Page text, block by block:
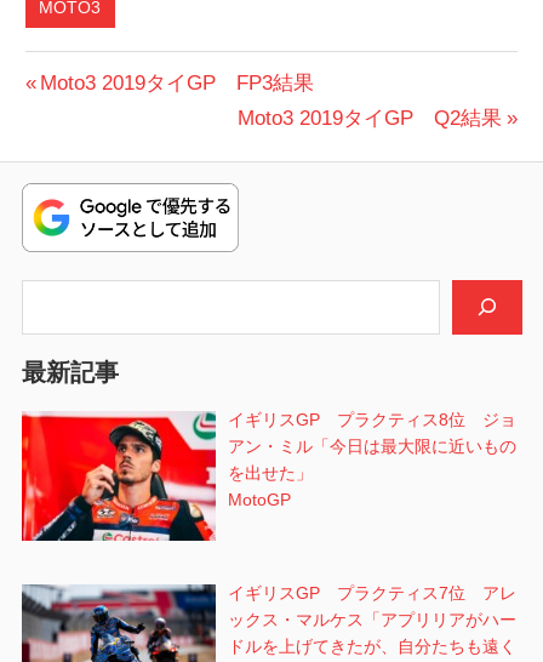
MOTO3
投
ナ
ビ
ゲ
ー
シ
ョ
ン
前
稿:
Moto3 2019タイGP FP3結果
次
投
Moto3 2019タイGP Q2結果
最新記事
イギリスGP プラクティス8位 ジョ
アン・ミル「今日は最大限に近いもの
を出せた」
MotoGP
イギリスGP プラクティス7位 アレ
ックス・マルケス「アプリリアがハー
ドルを上げてきたが、自分たちも遠く